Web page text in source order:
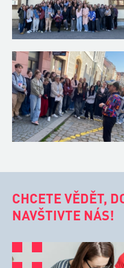
CHCETE VĚDĚT,
NAVŠTIVTE NÁS!